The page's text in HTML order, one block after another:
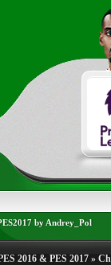
by Andrey_Pol
2016 & PES 2017»